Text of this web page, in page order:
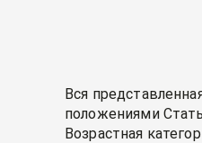
Вся
положениями
Возрастная